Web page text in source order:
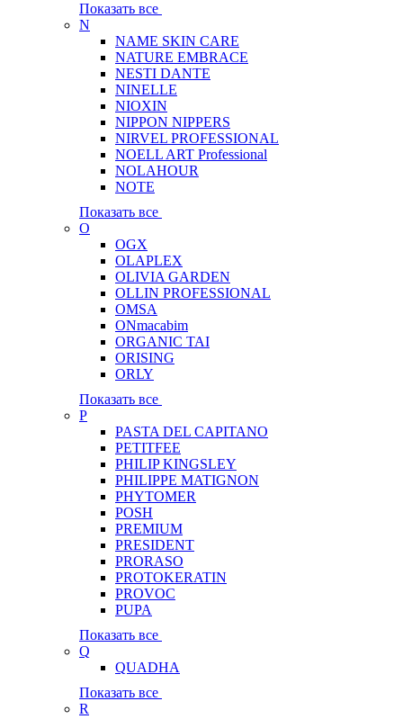
Показать все
N
NAME SKIN CARE
NATURE EMBRACE
NESTI DANTE
NINELLE
NIOXIN
NIPPON NIPPERS
NIRVEL PROFESSIONAL
NOELL ART Professional
NOLAHOUR
NOTE
Показать все
O
OGX
OLAPLEX
OLIVIA GARDEN
OLLIN PROFESSIONAL
OMSA
ONmacabim
ORGANIC TAI
ORISING
ORLY
Показать все
P
PASTA DEL CAPITANO
PETITFEE
PHILIP KINGSLEY
PHILIPPE MATIGNON
PHYTOMER
POSH
PREMIUM
PRESIDENT
PRORASO
PROTOKERATIN
PROVOC
PUPA
Показать все
Q
QUADHA
Показать все
R